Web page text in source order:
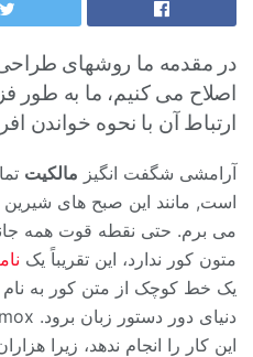
در مقدمه ما روشهای
اصلاح می کنیم، ما به طور
ارتباط آن با نحوه خواندن
آرامشی شگفت انگیز مالکیت
است, مانند این صبح های شیرین
می برم. حتی نقطه قوت همه
متون کور ندارد، این تقریباً یک
یک خط کوچک از متن کور به نام
این کار را انجام ندهد، زیرا